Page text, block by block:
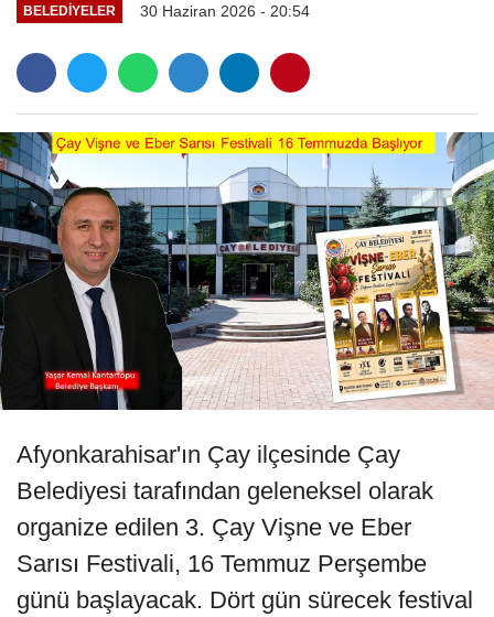
BELEDIYELER 30 Haziran 2026 - 20:54
Afyonkarahisar'ın Çay ilçesinde Çay
Belediyesi tarafından geleneksel olarak
organize edilen 3. Çay Vişne ve Eber
Sarısı Festivali, 16 Temmuz Perşembe
günü başlayacak. Dört gün sürecek festival